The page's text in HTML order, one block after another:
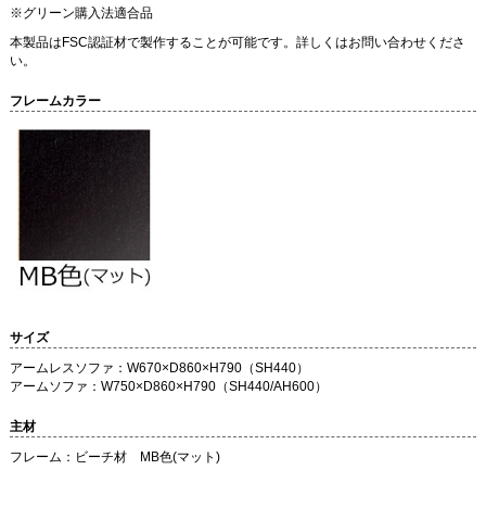
※グリーン購入法適合品
本製品はFSC認証材で製作することが可能です。詳しくはお問い合わせくださ
い。
フレームカラー
サイズ
アームレスソファ：W670×D860×H790（SH440）
アームソファ：W750×D860×H790（SH440/AH600）
主材
フレーム：ビーチ材 MB色(マット)